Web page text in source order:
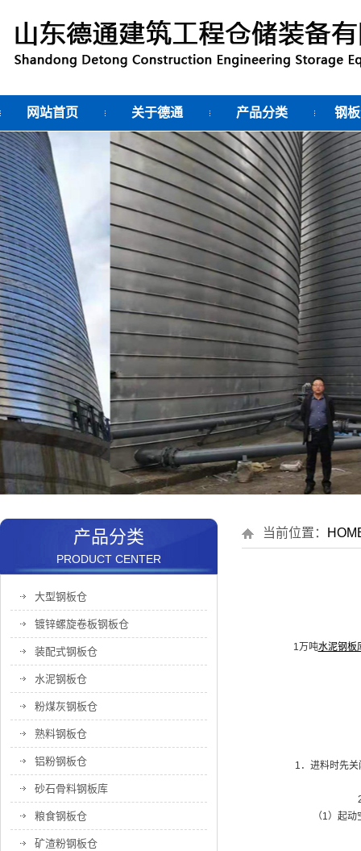
网站首页 关于德通 产品分类 钢
产品分类
PRODUCT CENTER
大型钢板仓
镀锌螺旋卷板钢板仓
装配式钢板仓
水泥钢板仓
粉煤灰钢板仓
熟料钢板仓
铝粉钢板仓
砂石骨料钢板库
粮食钢板仓
矿渣粉钢板仓
当前位置：
1万吨水泥钢板
1．进料时先
（1）起